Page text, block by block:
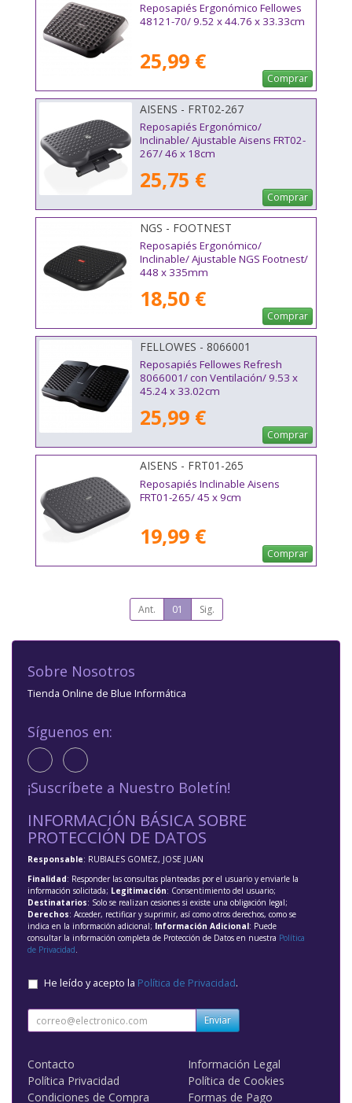
Reposapiés Ergonómico Fellowes
48121-70/ 9.52 x 44.76 x 33.33cm
25,99 €
Comprar
AISENS - FRT02-267
Reposapiés Ergonómico/
Inclinable/ Ajustable Aisens FRT02-
267/ 46 x 18cm
25,75 €
Comprar
NGS - FOOTNEST
Reposapiés Ergonómico/
Inclinable/ Ajustable NGS Footnest/
448 x 335mm
18,50 €
Comprar
FELLOWES - 8066001
Reposapiés Fellowes Refresh
8066001/ con Ventilación/ 9.53 x
45.24 x 33.02cm
25,99 €
Comprar
AISENS - FRT01-265
Reposapiés Inclinable Aisens
FRT01-265/ 45 x 9cm
19,99 €
Comprar
Ant. 01 Sig.
Sobre Nosotros
Tienda Online de Blue Informática
Síguenos en:
¡Suscríbete a Nuestro Boletín!
INFORMACIÓN BÁSICA SOBRE
PROTECCIÓN DE DATOS
Responsable: RUBIALES GOMEZ, JOSE JUAN
Finalidad: Responder las consultas planteadas por el usuario y enviarle la
información solicitada; Legitimación: Consentimiento del usuario;
Destinatarios: Solo se realizan cesiones si existe una obligación legal;
Derechos: Acceder, rectificar y suprimir, así como otros derechos, como se
indica en la información adicional; Información Adicional: Puede
consultar la información completa de Protección de Datos en nuestra Política
de Privacidad.
He leído y acepto la Política de Privacidad.
Enviar
Contacto
Información Legal
Política Privacidad
Política de Cookies
Condiciones de Compra
Formas de Pago